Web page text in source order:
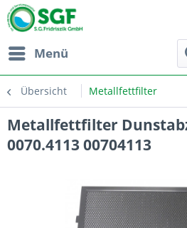
Menü
Übersicht Metallfettfilter
Metallfettfilter
0070.4113 00704113